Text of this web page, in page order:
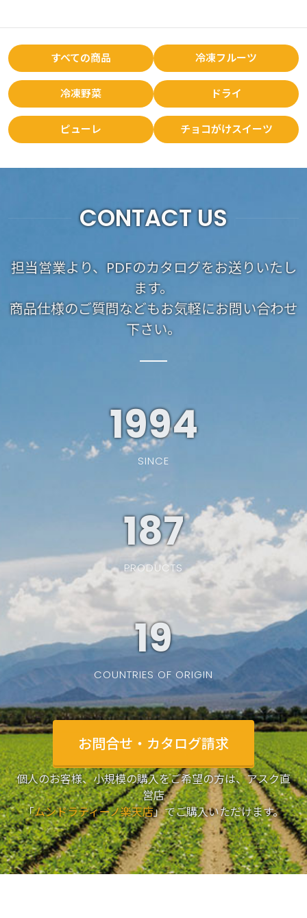
すべての商品 冷凍フルーツ
冷凍野菜 ドライ
ピューレ チョコがけスイーツ
CONTACT US
担当営業より、PDFのカタログをお送りいたし
ます。
商品仕様のご質問などもお気軽にお問い合わせ
下さい。
1994
SINCE
187
PRODUCTS
19
COUNTRIES OF ORIGIN
お問合せ・カタログ請求
個人のお客様、小規模の購入をご希望の方は、アスク直
営店
「ムンドラティーノ楽天店」でご購入いただけます。